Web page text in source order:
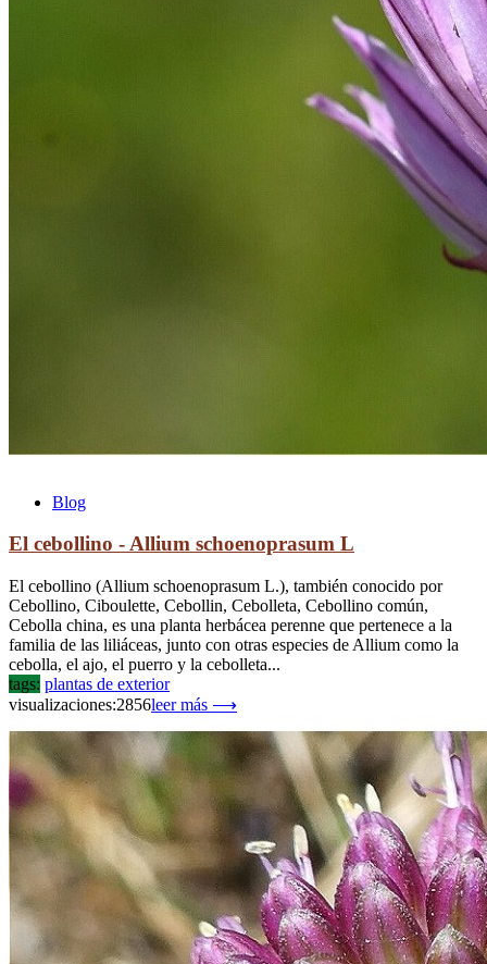
Blog
El cebollino - Allium schoenoprasum L
El cebollino (Allium schoenoprasum L.), también conocido por
Cebollino, Ciboulette, Cebollin, Cebolleta, Cebollino común,
Cebolla china, es una planta herbácea perenne que pertenece a la
familia de las liliáceas, junto con otras especies de Allium como la
cebolla, el ajo, el puerro y la cebolleta...
tags: plantas de exterior
visualizaciones:2856leer más ⟶